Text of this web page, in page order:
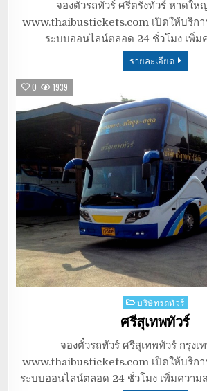
จองตั๋วรถทัวร์ ศรีตรังทัวร์ หาดให
www.thaibustickets.com เปิดให้บริกา
ระบบออนไลน์ตลอด 24 ชั่วโมง เพิ่ม
รายละเอียด
0 1939
Posted
in
บริษัทรถทัวร์
ศรีสุเทพทัวร์
จองตั๋วรถทัวร์ ศรีสุเทพทัวร์ กรุงเ
www.thaibustickets.com เปิดให้บริกา
ระบบออนไลน์ตลอด 24 ชั่วโมง เพิ่มควา